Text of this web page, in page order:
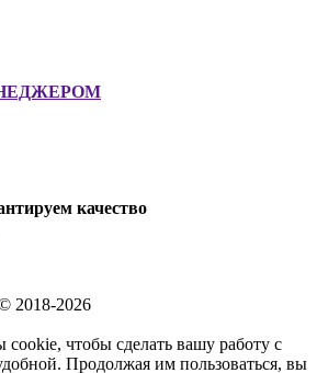
качество
2018-2026
чтобы сделать вашу работу с
Продолжая им пользоваться, вы